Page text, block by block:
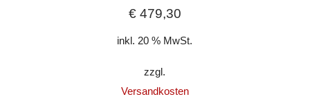
€479,30
inkl. 20 % MwSt.
zzgl.
Versandkosten